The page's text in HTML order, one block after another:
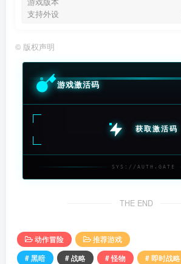
支持外设
© 版权声明
游戏激活码
获取激活码
SYS://AUTH.GATE
THE END
动作冒险
推荐游戏
# 黑暗
# 战略 # 怪物 # 即时战略